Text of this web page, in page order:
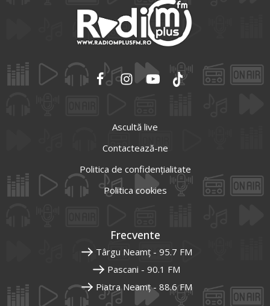
Ascultă live
Contactează-ne
Politica de confidențialitate
Politica cookies
Frecvente
Târgu Neamț - 95.7 FM
Pascani - 90.1 FM
Piatra Neamț - 88.6 FM